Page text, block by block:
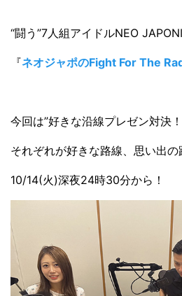
“闘う”7人組アイドルNEO
『ネオジャポのFight For The
今回は”好きな沿線プレゼン対決
それぞれが好きな路線、思い出の
10/14(火)深夜24時30分から！